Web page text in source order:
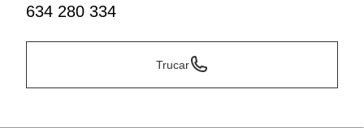
634 280 334
Trucar